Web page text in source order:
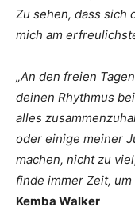
Zu sehen, dass sich
mich am
„An den freien
deinen Rhythmus
alles
oder einige meiner
machen, nicht zu
finde immer Zeit,
Kemba Walker